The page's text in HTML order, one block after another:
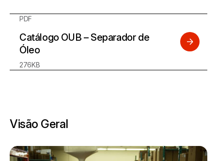
PDF
Catálogo OUB – Separador de
Óleo
276KB
Visão Geral